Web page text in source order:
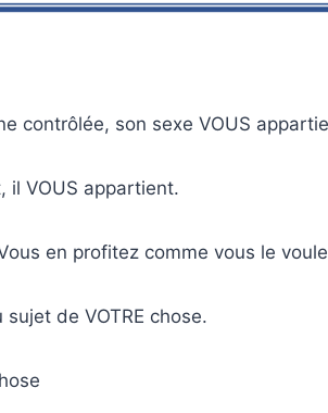
contrôlée, son sexe VOUS
il VOUS appartient.
en profitez comme vous le
de VOTRE chose.